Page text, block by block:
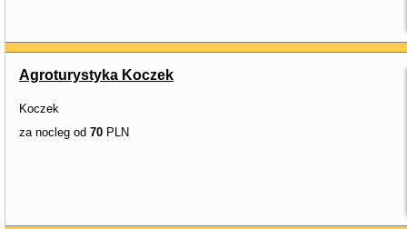
Agroturystyka Koczek
Koczek
za nocleg od 70 PLN